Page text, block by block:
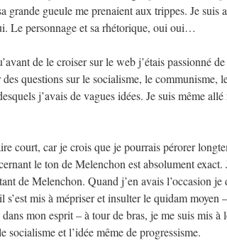
grande gueule me prenaient aux trippes. Je suis
Le personnage et sa rhétorique, oui oui…
de le croiser sur le web j’étais passionné
des questions sur le socialisme, le communisme,
j’avais de vagues idées. Je suis même
court, car je crois que je pourrais pérorer
le ton de Melenchon est absolument exact.
de Melenchon. Quand j’en avais l’occasion
s’est mis à mépriser et insulter le quidam moyen
mon esprit – à tour de bras, je me suis mis
socialisme et l’idée même de progressisme.